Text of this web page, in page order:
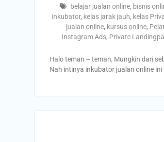
belajar jualan online, bisnis
inkubator, kelas jarak jauh, kelas
jualan online, kursus online,
Instagram Ads, Private
Halo teman – teman, Mungkin dari
Nah intinya inkubator jualan online